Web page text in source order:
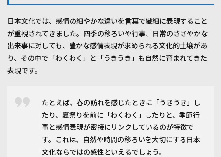
日本文化では、感情の細やかな違いを言葉で繊細に表現すること
が重視されてきました。四季の移ろいや行事、日常のささやかな
出来事に対しても、豊かな感情表現が求められる文化的土壌があ
り、その中で「わくわく」と「うきうき」も自然に育まれてきた
表現です。
たとえば、春の訪れを感じたときに「うきうき」し
たり、夏祭りを前に「わくわく」したりと、季節行
事と感情表現が密接にリンクしているのが特徴で
す。これは、自然や時間の移ろいを大切にする日本
文化ならではの感性といえるでしょう。